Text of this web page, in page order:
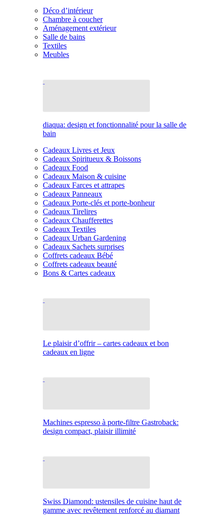
Déco d’intérieur
Chambre à coucher
Aménagement extérieur
Salle de bains
Textiles
Meubles
diaqua: design et fonctionnalité pour la salle de
bain
Cadeaux Livres et Jeux
Cadeaux Spiritueux & Boissons
Cadeaux Food
Cadeaux Maison & cuisine
Cadeaux Farces et attrapes
Cadeaux Panneaux
Cadeaux Porte-clés et porte-bonheur
Cadeaux Tirelires
Cadeaux Chaufferettes
Cadeaux Textiles
Cadeaux Urban Gardening
Cadeaux Sachets surprises
Coffrets cadeaux Bébé
Coffrets cadeaux beauté
Bons & Cartes cadeaux
Le plaisir d’offrir – cartes cadeaux et bon
cadeaux en ligne
Machines espresso à porte-filtre Gastroback:
design compact, plaisir illimité
Swiss Diamond: ustensiles de cuisine haut de
gamme avec revêtement renforcé au diamant